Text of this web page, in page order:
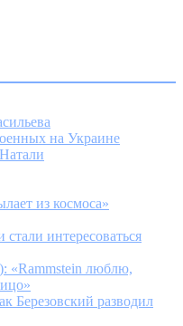
на Украине
из космоса»
интересоваться
«Rammstein люблю,
Березовский разводил